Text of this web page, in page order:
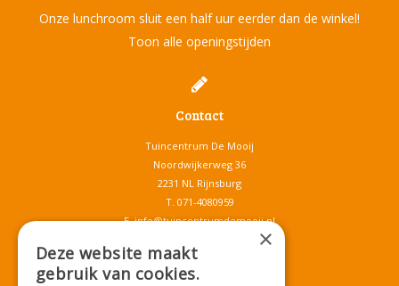
Onze lunchroom sluit een half uur eerder dan de winkel!
Toon alle openingstijden
Contact
Tuincentrum De Mooij
Noordwijkerweg 36
2231 NL Rijnsburg
T. 071-4080959
E.info@tuincentrumdemooij.nl
×
Deze website maakt
gebruik van cookies.